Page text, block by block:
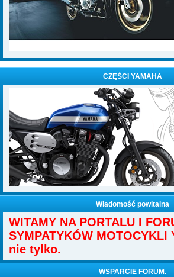
CZĘŚCI YAMAHA
Wiadomość powitalna
WITAMY NA PORTALU I
SYMPATYKÓW MOTOCYKLI
nie tylko.
WSPARCIE FORUM.